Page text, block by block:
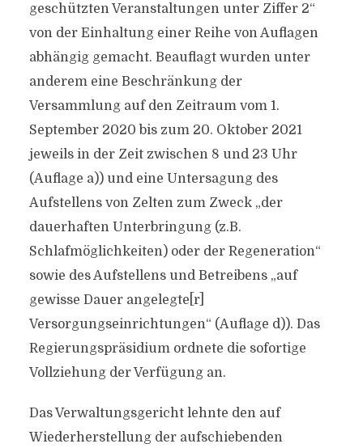
geschützten Veranstaltungen unter Ziffer 2“
von der Einhaltung einer Reihe von Auflagen
abhängig gemacht. Beauflagt wurden unter
anderem eine Beschränkung der
Versammlung auf den Zeitraum vom 1.
September 2020 bis zum 20. Oktober 2021
jeweils in der Zeit zwischen 8 und 23 Uhr
(Auflage a)) und eine Untersagung des
Aufstellens von Zelten zum Zweck „der
dauerhaften Unterbringung (z.B.
Schlafmöglichkeiten) oder der Regeneration“
sowie des Aufstellens und Betreibens „auf
gewisse Dauer angelegte[r]
Versorgungseinrichtungen“ (Auflage d)). Das
Regierungspräsidium ordnete die sofortige
Vollziehung der Verfügung an.
Das Verwaltungsgericht lehnte den auf
Wiederherstellung der aufschiebenden